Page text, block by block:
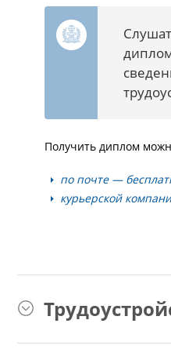
Получить диплом
по почте —
курьерской